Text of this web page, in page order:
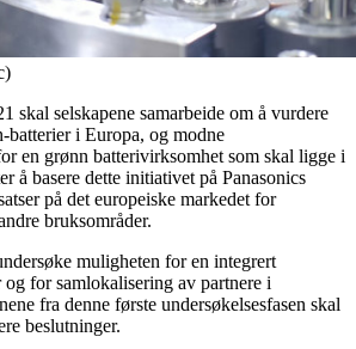
skal selskapene samarbeide om å vurdere
i Europa, og modne
en grønn batterivirksomhet som skal ligge i
å basere dette initiativet på Panasonics
på det europeiske markedet for
bruksområder.
muligheten for en integrert
for samlokalisering av partnere i
fra denne første undersøkelsesfasen skal
beslutninger.